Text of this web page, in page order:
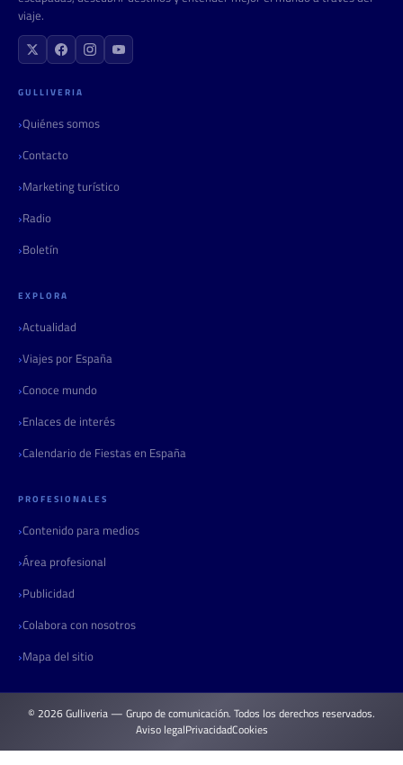
viaje.
GULLIVERIA
Quiénes somos
Contacto
Marketing turístico
Radio
Boletín
EXPLORA
Actualidad
Viajes por España
Conoce mundo
Enlaces de interés
Calendario de Fiestas en España
PROFESIONALES
Contenido para medios
Área profesional
Publicidad
Colabora con nosotros
Mapa del sitio
© 2026 Gulliveria — Grupo de comunicación. Todos los derechos reservados.
Aviso legalPrivacidadCookies